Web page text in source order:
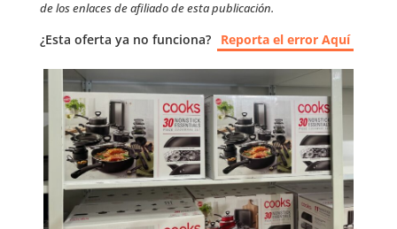
de los enlaces de afiliado de esta publicación.
¿Esta oferta ya no funciona? Reporta el error Aquí